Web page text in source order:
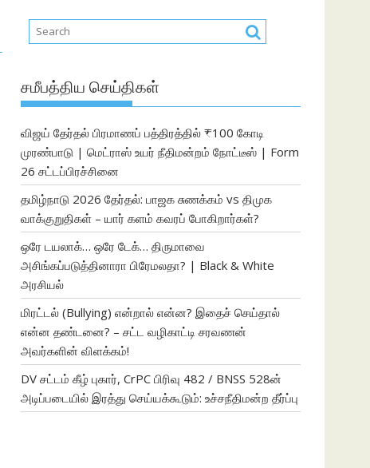
சமீபத்திய செய்திகள்
விஜய் தேர்தல் பிரமாணப் பத்திரத்தில் ₹100 கோடி
முரண்பாடு | மெட்ராஸ் உயர் நீதிமன்றம் நோட்டீஸ் | Form
26 சட்டப்பிரச்சினை
தமிழ்நாடு 2026 தேர்தல்: பாஜக சுணக்கம் vs திமுக
வாக்குறுதிகள் – யார் களம் கவரப் போகிறார்கள்?
ஒரே டயலாக்… ஒரே டேக்… திருமாவை
அசிங்கப்படுத்தினாரா பிரேமலதா? | Black & White
அரசியல்
மிரட்டல் (Bullying) என்றால் என்ன? இதைச் செய்தால்
என்ன தண்டனை? – சட்ட வழிகாட்டி சரவணன்
அவர்களின் விளக்கம்!
DV சட்டம் கீழ் புகார், CrPC பிரிவு 482 / BNSS 528ன்
அடிப்படையில் இரத்து செய்யக்கூடும்: உச்சநீதிமன்ற தீர்ப்பு